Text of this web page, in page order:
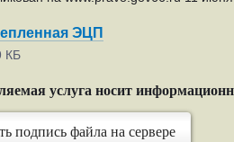
ЭЦП
КБ
услуга носит
подпись файла на сервере